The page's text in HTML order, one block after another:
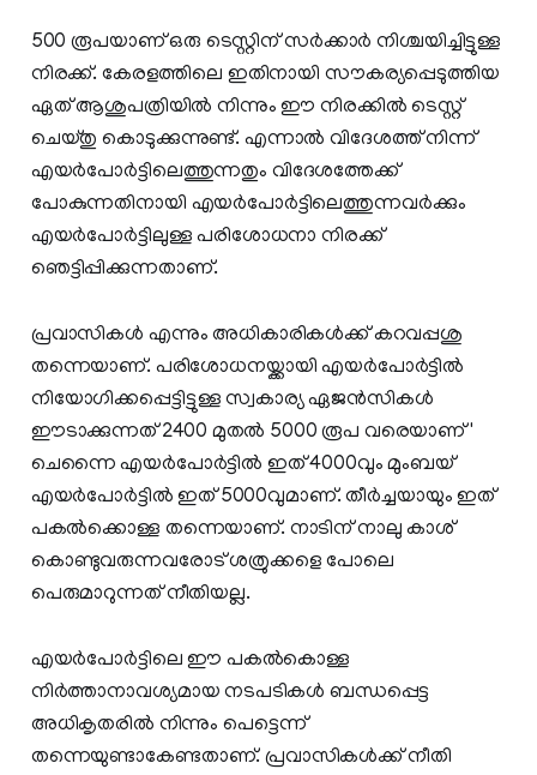
500 രൂപയാണ് ഒരു ടെസ്റ്റിന് സർക്കാർ നിശ്ചയിച്ചിട്ടുള്ള
നിരക്ക്. കേരളത്തിലെ ഇതിനായി സൗകര്യപ്പെടുത്തിയ
ഏത് ആശുപത്രിയിൽ നിന്നും ഈ നിരക്കിൽ ടെസ്റ്റ്
ചെയ്തു കൊടുക്കുന്നുണ്ട്. എന്നാൽ വിദേശത്ത് നിന്ന്
എയർപോർട്ടിലെത്തുന്നതും വിദേശത്തേക്ക്
പോകുന്നതിനായി എയർപോർട്ടിലെത്തുന്നവർക്കും
എയർപോർട്ടിലുള്ള പരിശോധനാ നിരക്ക്
ഞെട്ടിപ്പിക്കുന്നതാണ്.
പ്രവാസികൾ എന്നും അധികാരികൾക്ക് കറവപ്പശു
തന്നെയാണ്. പരിശോധനയ്ക്കായി എയർപോർട്ടിൽ
നിയോഗിക്കപ്പെട്ടിട്ടുള്ള സ്വകാര്യ ഏജൻസികൾ
ഈടാക്കുന്നത് 2400 മുതൽ 5000 രൂപ വരെയാണ് '
ചെന്നൈ എയർപോർട്ടിൽ ഇത് 4000വും മുംബയ്
എയർപോർട്ടിൽ ഇത് 5000വുമാണ്. തീർച്ചയായും ഇത്
പകൽക്കൊള്ള തന്നെയാണ്. നാടിന് നാലു കാശ്
കൊണ്ടുവരുന്നവരോട് ശത്രുക്കളെ പോലെ
പെരുമാറുന്നത് നീതിയല്ല.
എയർപോർട്ടിലെ ഈ പകൽകൊള്ള
നിർത്താനാവശ്യമായ നടപടികൾ ബന്ധപ്പെട്ട
അധികൃതരിൽ നിന്നും പെട്ടെന്ന്
തന്നെയുണ്ടാകേണ്ടതാണ്. പ്രവാസികൾക്ക് നീതി